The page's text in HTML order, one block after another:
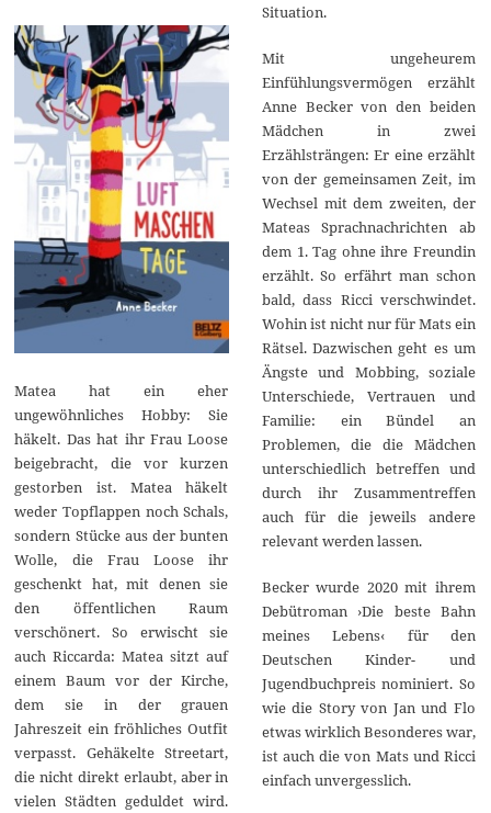
Matea hat ein eher
ungewöhnliches Hobby: Sie
häkelt. Das hat ihr Frau Loose
beigebracht, die vor kurzen
gestorben ist. Matea häkelt
weder Topflappen noch Schals,
sondern Stücke aus der bunten
Wolle, die Frau Loose ihr
geschenkt hat, mit denen sie
den öffentlichen Raum
verschönert. So erwischt sie
auch Riccarda: Matea sitzt auf
einem Baum vor der Kirche,
dem sie in der grauen
Jahreszeit ein fröhliches Outfit
verpasst. Gehäkelte Streetart,
die nicht direkt erlaubt, aber in
vielen Städten geduldet wird.
Situation.
Mit ungeheurem
Einfühlungsvermögen erzählt
Anne Becker von den beiden
Mädchen in zwei
Erzählsträngen: Er eine erzählt
von der gemeinsamen Zeit, im
Wechsel mit dem zweiten, der
Mateas Sprachnachrichten ab
dem 1. Tag ohne ihre Freundin
erzählt. So erfährt man schon
bald, dass Ricci verschwindet.
Wohin ist nicht nur für Mats ein
Rätsel. Dazwischen geht es um
Ängste und Mobbing, soziale
Unterschiede, Vertrauen und
Familie: ein Bündel an
Problemen, die die Mädchen
unterschiedlich betreffen und
durch ihr Zusammentreffen
auch für die jeweils andere
relevant werden lassen.
Becker wurde 2020 mit ihrem
Debütroman ›Die beste Bahn
meines Lebens‹ für den
Deutschen Kinder- und
Jugendbuchpreis nominiert. So
wie die Story von Jan und Flo
etwas wirklich Besonderes war,
ist auch die von Mats und Ricci
einfach unvergesslich.